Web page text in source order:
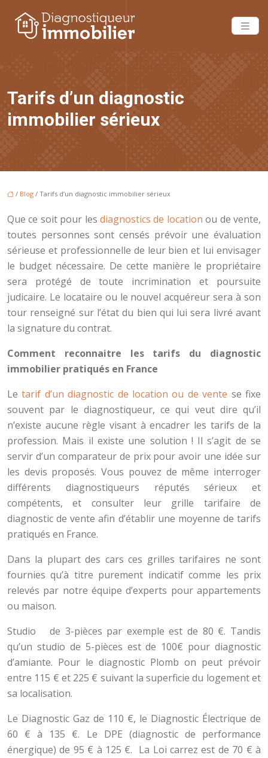
Tarifs d’un diagnostic
immobilier sérieux
/ Blog / Tarifs d’un diagnostic immobilier sérieux
Que ce soit pour les diagnostics de location ou de vente,
toutes personnes sont censés prévoir une évaluation
sérieuse et professionnelle de leur bien et lui envisager
le budget nécessaire. De cette manière le propriétaire
sera protégé de toute incrimination et poursuite
judicaire. Le locataire ou le nouvel acquéreur sera à son
tour renseigné sur l’état du bien qui lui sera livré avant
la signature du contrat.
Comment reconnaitre les tarifs du diagnostic
immobilier pratiqués en France
Letarif d’un diagnostic de location ou de vente se fixe
souvent par le diagnostiqueur, ce qui veut dire qu’il
n’existe aucune règle visant à encadrer les tarifs de la
profession. Mais il existe une solution ! Il s’agit de se
servir d’un comparateur de prix pour avoir une idée sur
les devis proposés. Vous pouvez de même interroger
différents diagnostiqueurs réputés sérieux et
compétents, et consulter leur grille tarifaire de
diagnostic de vente afin d’établir une moyenne de tarifs
pratiqués en France.
Dans la plupart des cars ces grilles tarifaires ne sont
fournies qu’à titre purement indicatif comme les prix
relevés par notre équipe d’experts pour appartements
ou maison.
Studio de 3-pièces par exemple est de 80 €. Tandis
qu’un studio de 5-pièces est de 100€ pour diagnostic
d’amiante. Pour le diagnostic Plomb on peut prévoir
entre 115 € et 225 € suivant la superficie du logement et
sa localisation.
Le Diagnostic Gaz de 110 €, le Diagnostic Électrique de
60 € à 135 €. Le DPE (diagnostic de performance
énergique) de 95 € à 125 €. La Loi carrez est de 70 € à